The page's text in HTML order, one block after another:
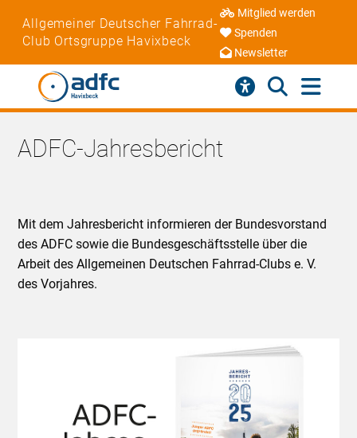
Allgemeiner Deutscher Fahrrad-
Club Ortsgruppe Havixbeck
Mitglied werden
Spenden
Newsletter
ADFC-Jahresbericht
Mit dem Jahresbericht informieren der Bundesvorstand
des ADFC sowie die Bundesgeschäftsstelle über die
Arbeit des Allgemeinen Deutschen Fahrrad-Clubs e. V.
des Vorjahres.